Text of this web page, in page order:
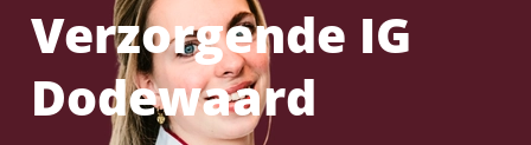
Verzorgende IG
Dodewaard